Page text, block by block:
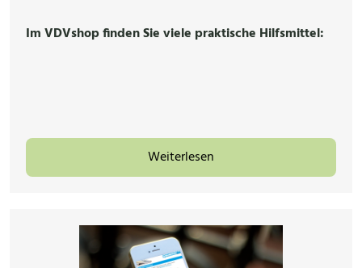
Im VDVshop finden Sie viele praktische Hilfsmittel:
Weiterlesen